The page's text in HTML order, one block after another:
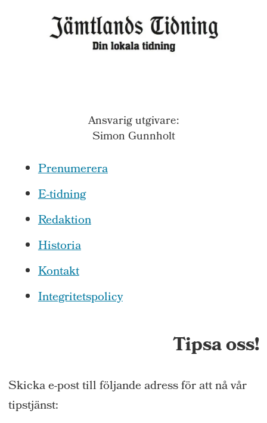
Ansvarig utgivare:
Simon Gunnholt
Prenumerera
E-tidning
Redaktion
Historia
Kontakt
Integritetspolicy
Tipsa oss!
Skicka e-post till följande adress för att nå vår
tipstjänst: